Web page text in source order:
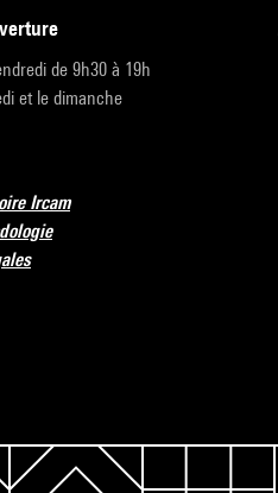
de 9h30 à 19h
et le dimanche
Ircam